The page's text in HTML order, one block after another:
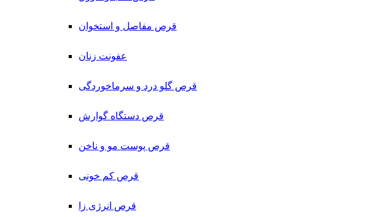
قرص مفاصل و استخوان
عفونت زنان
قرص گلو درد و سرماخوردگی
قرص دستگاه گوارش
قرص پوست مو و ناخن
قرص کم خونی
قرص انرژی زا